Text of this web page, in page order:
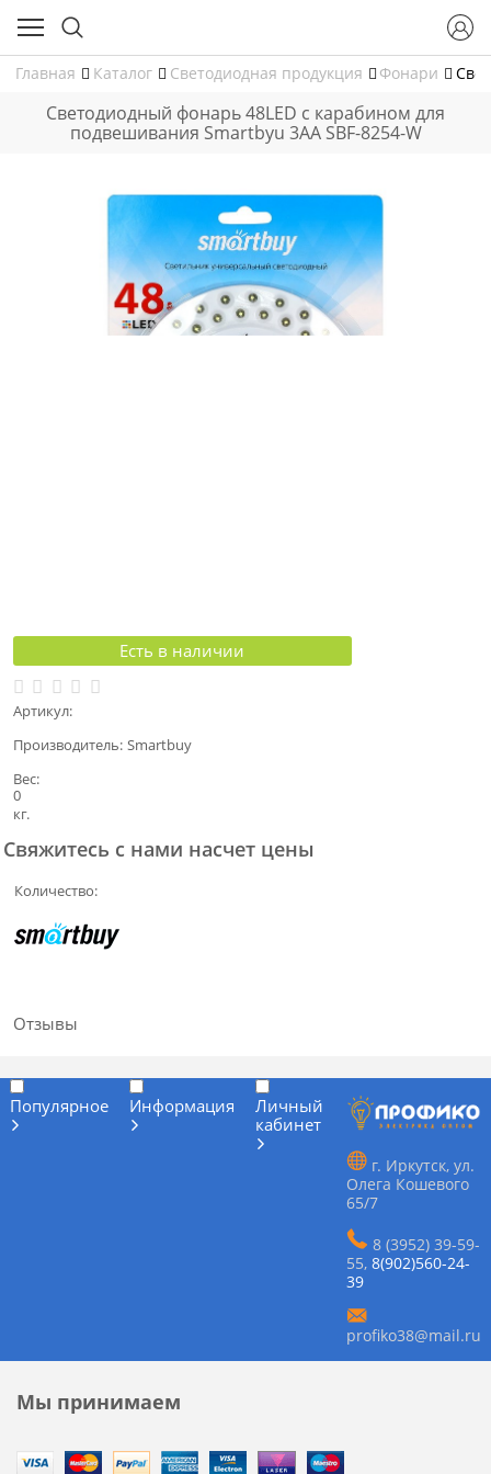
Главная Каталог Светодиодная продукция Фонари
Cветодиодный фонарь 48LED с карабином для
подвешивания Smartbyu 3АА SBF-8254-W
Есть в наличии
Артикул:
Производитель: Smartbuy
Вес:
0
кг.
Свяжитесь с нами насчет цены
Количество:
Отзывы
Популярное Информация
Личный
кабинет
г. Иркутск, ул.
Олега Кошевого
65/7
8 (3952) 39-59-
55, 8(902)560-24-
39
profiko38@mail.ru
Мы принимаем